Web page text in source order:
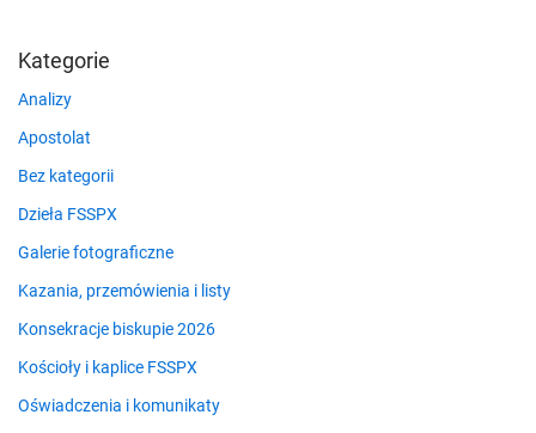
Kategorie
Analizy
Apostolat
Bez kategorii
Dzieła FSSPX
Galerie fotograficzne
Kazania, przemówienia i listy
Konsekracje biskupie 2026
Kościoły i kaplice FSSPX
Oświadczenia i komunikaty